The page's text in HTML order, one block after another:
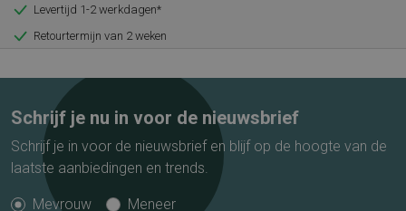
Levertijd 1-2 werkdagen*
Retourtermijn van 2 weken
Schrijf je nu in voor de nieuwsbrief
Schrijf je in voor de nieuwsbrief en blijf op de hoogte van de
laatste aanbiedingen en trends.
Mevrouw Meneer